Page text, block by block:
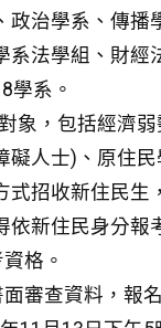
治學系、傳播
系法學組、財經
學系。
象，包括經濟
人士)、原住
招收新住民生
新住民身分報
格。
審查資料，報